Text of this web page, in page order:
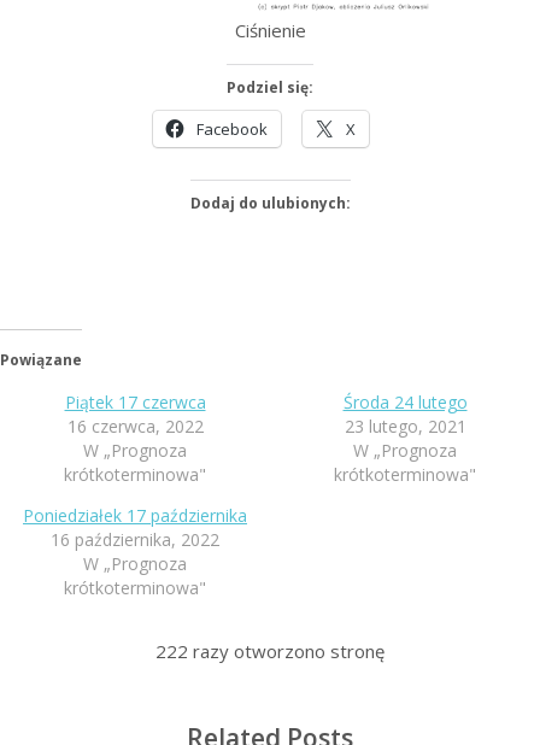
Ciśnienie
Podziel się:
Facebook X
Dodaj do ulubionych:
Powiązane
Piątek 17 czerwca
16 czerwca, 2022
W „Prognoza
krótkoterminowa"
Środa 24 lutego
23 lutego, 2021
W „Prognoza
krótkoterminowa"
Poniedziałek 17 października
16 października, 2022
W „Prognoza
krótkoterminowa"
222 razy otworzono stronę
Related Posts